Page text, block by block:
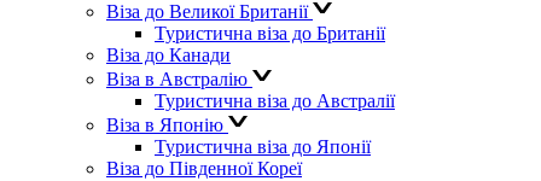
Віза до Великої Британії
Туристична віза до Британії
Віза до Канади
Віза в Австралію
Туристична віза до Австралії
Віза в Японію
Туристична віза до Японії
Віза до Південної Кореї